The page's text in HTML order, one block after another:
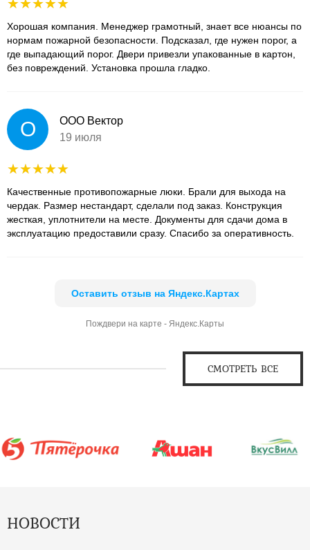
Хорошая компания. Менеджер грамотный, знает все нюансы по
нормам пожарной безопасности. Подсказал, где нужен порог, а
где выпадающий порог. Двери привезли упакованные в картон,
без повреждений. Установка прошла гладко.
О
ООО Вектор
19 июля
Качественные противопожарные люки. Брали для выхода на
чердак. Размер нестандарт, сделали под заказ. Конструкция
жесткая, уплотнители на месте. Документы для сдачи дома в
эксплуатацию предоставили сразу. Спасибо за оперативность.
Оставить отзыв на Яндекс.Картах
Пождвери на карте - Яндекс.Карты
СМОТРЕТЬ ВСЕ
НОВОСТИ